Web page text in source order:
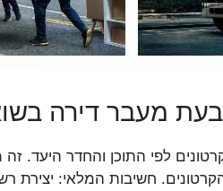
בעת מעבר דירה
לפי התוכן והחדר היעד.
חשיבות המלאי: